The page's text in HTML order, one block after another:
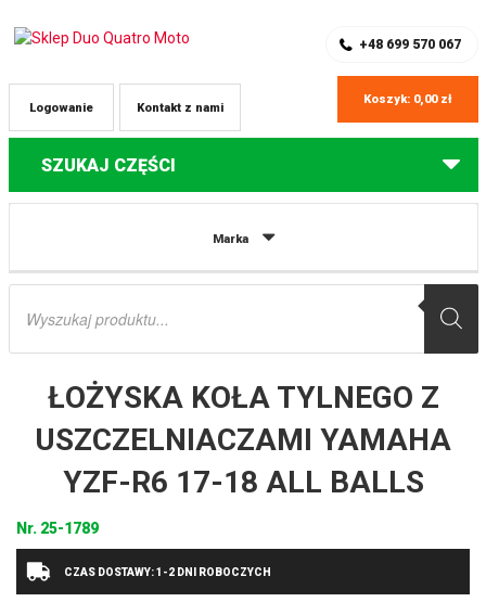
+48 699 570 067
Kontakt z nami
Logowanie
Koszyk: 0,00 zł
SZUKAJ CZĘŚCI
Marka
Wyszukiwarka
Części do quadów Yamaha
ŁOŻYSKA KOŁA TYLNEGO Z
USZCZELNIACZAMI YAMAHA
YZF-R6 17-18 ALL BALLS
Nr. 25-1789
CZAS DOSTAWY: 1-2 DNI ROBOCZYCH